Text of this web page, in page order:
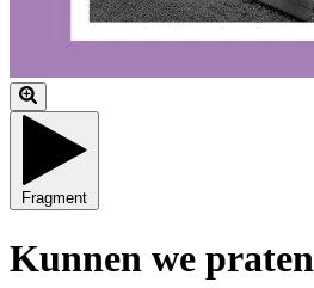
Fragment
Kunnen we praten